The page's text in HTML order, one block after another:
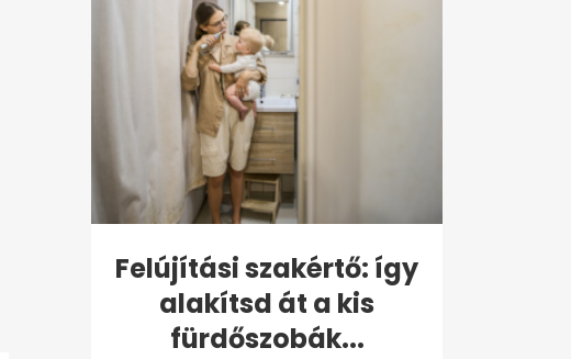
Felújítási szakértő: így
alakítsd át a kis
fürdőszobák...